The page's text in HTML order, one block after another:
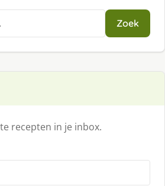
Zoek
recepten in je inbox.